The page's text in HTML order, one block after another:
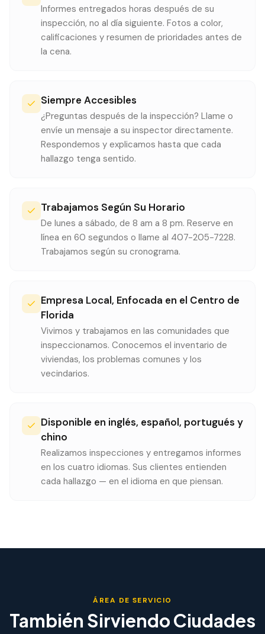
Informes entregados horas después de su
inspección, no al día siguiente. Fotos a color,
calificaciones y resumen de prioridades antes de
la cena.
Siempre Accesibles
¿Preguntas después de la inspección? Llame o
envíe un mensaje a su inspector directamente.
Respondemos y explicamos hasta que cada
hallazgo tenga sentido.
Trabajamos Según Su Horario
De lunes a sábado, de 8 am a 8 pm. Reserve en
línea en 60 segundos o llame al 407-205-7228.
Trabajamos según su cronograma.
Empresa Local, Enfocada en el Centro de
Florida
Vivimos y trabajamos en las comunidades que
inspeccionamos. Conocemos el inventario de
viviendas, los problemas comunes y los
vecindarios.
Disponible en inglés, español, portugués y
chino
Realizamos inspecciones y entregamos informes
en los cuatro idiomas. Sus clientes entienden
cada hallazgo — en el idioma en que piensan.
ÁREA DE SERVICIO
También Sirviendo Ciudades